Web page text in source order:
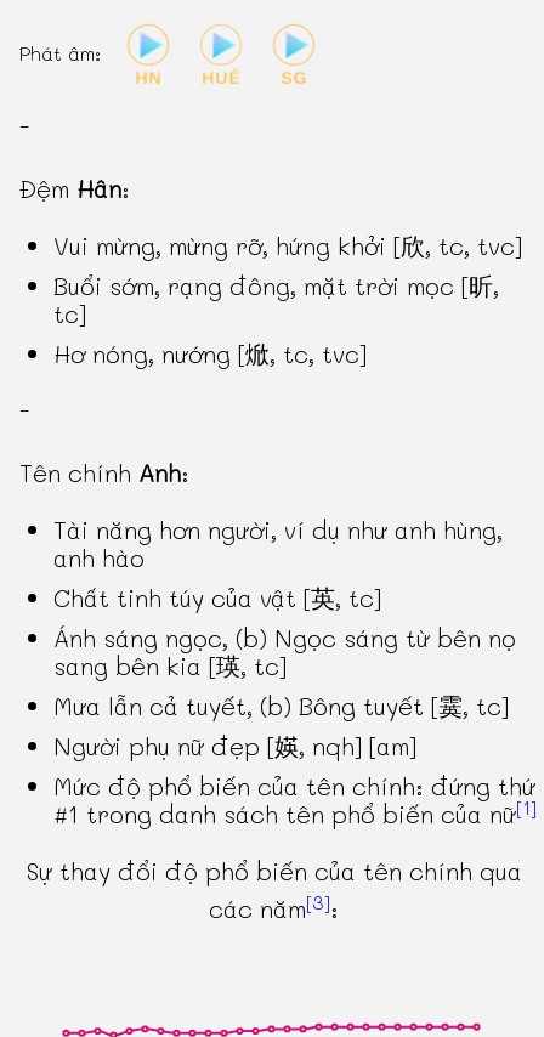
Phát âm:
-
Đệm Hân:
Vui mừng, mừng rỡ, hứng khởi [欣, tc, tvc]
Buổi sớm, rạng đông, mặt trời mọc [昕,
tc]
Hơ nóng, nướng [焮, tc, tvc]
-
Tên chính Anh:
Tài năng hơn người, ví dụ như anh hùng,
anh hào
Chất tinh túy của vật [英, tc]
Ánh sáng ngọc, (b) Ngọc sáng từ bên nọ
sang bên kia [瑛, tc]
Mưa lẫn cả tuyết, (b) Bông tuyết [霙, tc]
Người phụ nữ đẹp [媖, nqh] [am]
Mức độ phổ biến của tên chính: đứng thứ
#1 trong danh sách tên phổ biến của nữ[1]
Sự thay đổi độ phổ biến của tên chính qua
các năm[3]: